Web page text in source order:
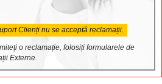
Clienți nu se acceptă reclamații.
o reclamație, folosiți formularele de
Externe.